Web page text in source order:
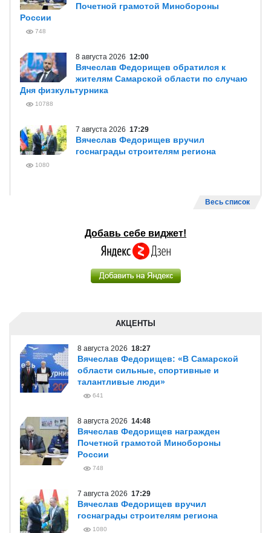
Почетной грамотой Минобороны
России
748
8 августа 2026 12:00
Вячеслав Федорищев обратился к
жителям Самарской области по случаю
Дня физкультурника
10788
7 августа 2026 17:29
Вячеслав Федорищев вручил
госнаграды строителям региона
1080
Весь список
Добавь себе виджет!
АКЦЕНТЫ
8 августа 2026 18:27
Вячеслав Федорищев: «В Самарской
области сильные, спортивные и
талантливые люди»
641
8 августа 2026 14:48
Вячеслав Федорищев награжден
Почетной грамотой Минобороны
России
748
7 августа 2026 17:29
Вячеслав Федорищев вручил
госнаграды строителям региона
1080